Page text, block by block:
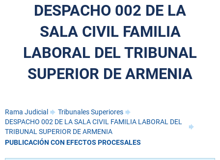
DESPACHO 002 DE LA
SALA CIVIL FAMILIA
LABORAL DEL TRIBUNAL
SUPERIOR DE ARMENIA
Rama Judicial
Tribunales Superiores
DESPACHO 002 DE LA SALA CIVIL FAMILIA LABORAL DEL
TRIBUNAL SUPERIOR DE ARMENIA
PUBLICACIÓN CON EFECTOS PROCESALES